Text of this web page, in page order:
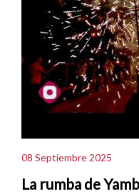
08 Septiembre 2025
La rumba de